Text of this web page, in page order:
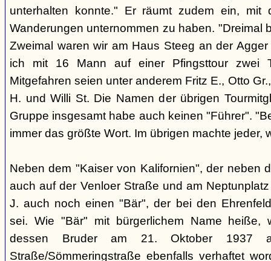
unterhalten konnte." Er räumt zudem ein, mit
Wanderungen unternommen zu haben. "Dreimal
Zweimal waren wir am Haus Steeg an der
ich mit 16 Mann auf einer Pfingsttour zwei
Mitgefahren seien unter anderem Fritz E., Otto
H. und Willi St. Die Namen der übrigen
Gruppe insgesamt habe auch keinen "Führer".
immer das größte Wort. Im übrigen machte jeder,
Neben dem "Kaiser von Kalifornien", der neben
auch auf der Venloer Straße und am
J. auch noch einen "Bär", der bei den
sei. Wie "Bär" mit bürgerlichem Name heiße,
dessen Bruder am 21. Oktober 1937
Straße/Sömmeringstraße ebenfalls verhaftet